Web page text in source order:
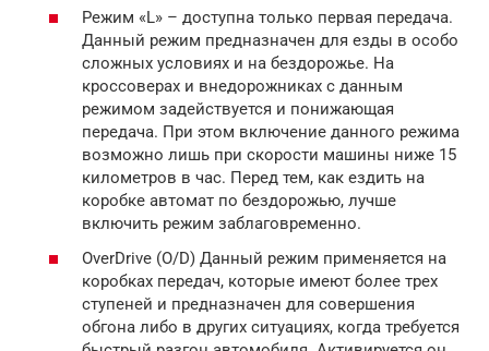
Режим «L» – доступна только первая передача.
Данный режим предназначен для езды в особо
сложных условиях и на бездорожье. На
кроссоверах и внедорожниках с данным
режимом задействуется и понижающая
передача. При этом включение данного режима
возможно лишь при скорости машины ниже 15
километров в час. Перед тем, как ездить на
коробке автомат по бездорожью, лучше
включить режим заблаговременно.
OverDrive (O/D) Данный режим применяется на
коробках передач, которые имеют более трех
ступеней и предназначен для совершения
обгона либо в других ситуациях, когда требуется